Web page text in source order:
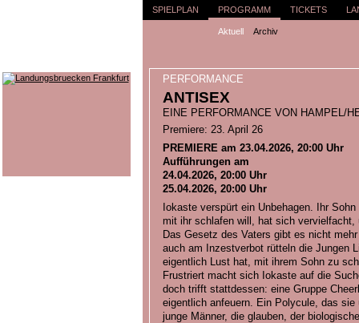
SPIELPLAN PROGRAMM
Aktuell Archiv
TICKETS
PERFORMANCE
ANTISEX
EINE PERFORMANCE VON HAMPEL/
Premiere: 23. April 26
PREMIERE am 23.04.2026, 20:00 Uhr
Aufführungen am
24.04.2026, 20:00 Uhr
25.04.2026, 20:00 Uhr
Iokaste verspürt ein Unbehagen. Ihr
mit ihr schlafen will, hat sich
Das Gesetz des Vaters gibt es nicht
auch am Inzestverbot rütteln die Jungen
eigentlich Lust hat, mit ihrem Sohn zu
Frustriert macht sich Iokaste auf die
doch trifft stattdessen: eine Gruppe
eigentlich anfeuern. Ein Polycule, das
junge Männer, die glauben, der